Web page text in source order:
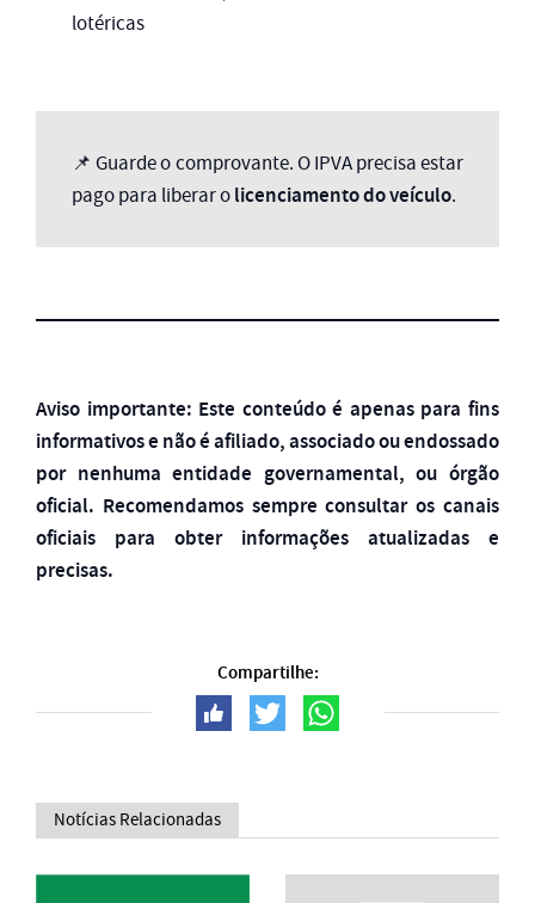
lotéricas
📌 Guarde o comprovante. O IPVA precisa estar
pago para liberar olicenciamento do veículo.
Aviso importante: Este conteúdo é apenas para fins
informativos e não é afiliado, associado ou endossado
por nenhuma entidade governamental, ou órgão
oficial. Recomendamos sempre consultar os canais
oficiais para obter informações atualizadas e
precisas.
Compartilhe:
Notícias Relacionadas